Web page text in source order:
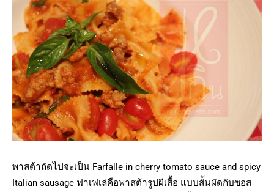
พาสต้าถัดไปจะเป็น Farfalle in cherry tomato sauce and spicy
Italian sausage ฟาเฟเล่คือพาสต้ารูปผีเสื้อ แบบสั้นผัดกับซอส